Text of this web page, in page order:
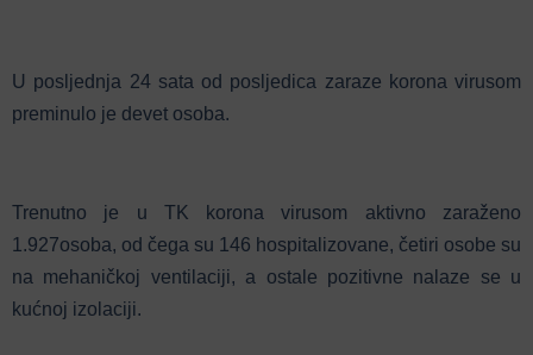
U posljednja 24 sata od posljedica zaraze korona virusom
preminulo je devet osoba.
Trenutno je u TK korona virusom aktivno zaraženo
1.927osoba, od čega su 146 hospitalizovane, četiri osobe su
na mehaničkoj ventilaciji, a ostale pozitivne nalaze se u
kućnoj izolaciji.